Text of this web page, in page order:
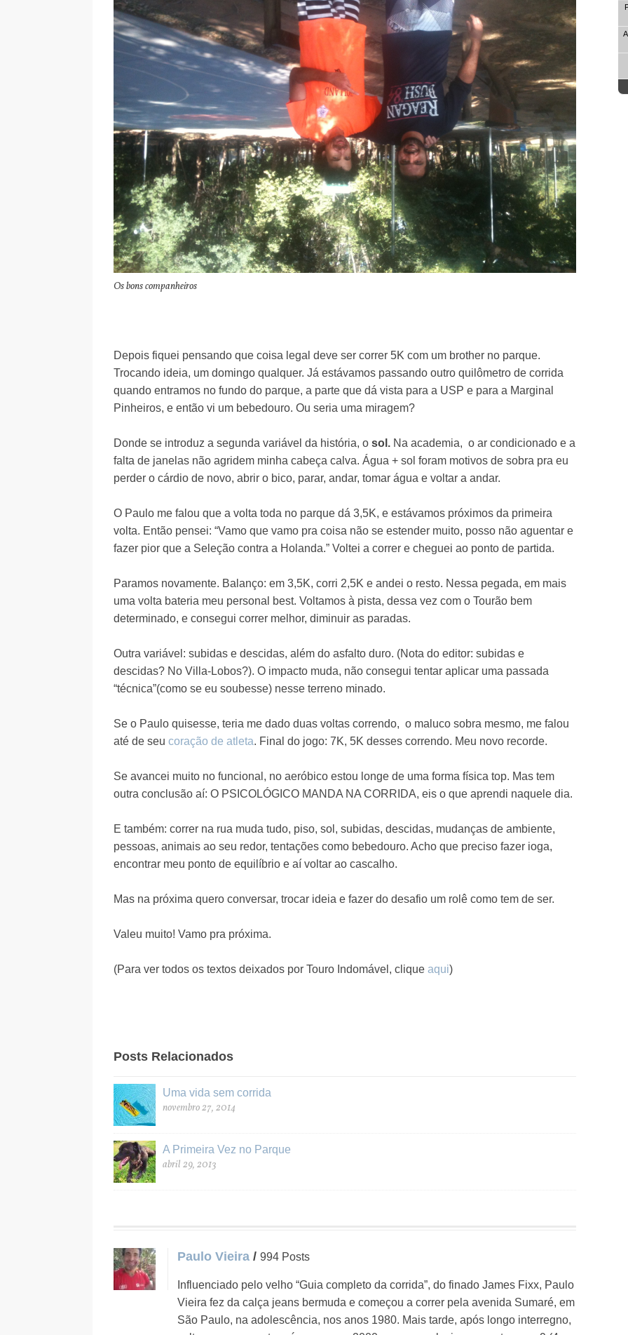
Os bons companheiros
Depois fiquei pensando que coisa legal deve ser correr 5K com um brother no parque.
Trocando ideia, um domingo qualquer. Já estávamos passando outro quilômetro de corrida
quando entramos no fundo do parque, a parte que dá vista para a USP e para a Marginal
Pinheiros, e então vi um bebedouro. Ou seria uma miragem?
Donde se introduz a segunda variável da história, o sol. Na academia, o ar condicionado e a
falta de janelas não agridem minha cabeça calva. Água + sol foram motivos de sobra pra eu
perder o cárdio de novo, abrir o bico, parar, andar, tomar água e voltar a andar.
O Paulo me falou que a volta toda no parque dá 3,5K, e estávamos próximos da primeira
volta. Então pensei: “Vamo que vamo pra coisa não se estender muito, posso não aguentar e
fazer pior que a Seleção contra a Holanda.” Voltei a correr e cheguei ao ponto de partida.
Paramos novamente. Balanço: em 3,5K, corri 2,5K e andei o resto. Nessa pegada, em mais
uma volta bateria meu personal best. Voltamos à pista, dessa vez com o Tourão bem
determinado, e consegui correr melhor, diminuir as paradas.
Outra variável: subidas e descidas, além do asfalto duro. (Nota do editor: subidas e
descidas? No Villa-Lobos?). O impacto muda, não consegui tentar aplicar uma passada
“técnica”(como se eu soubesse) nesse terreno minado.
Se o Paulo quisesse, teria me dado duas voltas correndo, o maluco sobra mesmo, me falou
até de seu coração de atleta. Final do jogo: 7K, 5K desses correndo. Meu novo recorde.
Se avancei muito no funcional, no aeróbico estou longe de uma forma física top. Mas tem
outra conclusão aí: O PSICOLÓGICO MANDA NA CORRIDA, eis o que aprendi naquele dia.
E também: correr na rua muda tudo, piso, sol, subidas, descidas, mudanças de ambiente,
pessoas, animais ao seu redor, tentações como bebedouro. Acho que preciso fazer ioga,
encontrar meu ponto de equilíbrio e aí voltar ao cascalho.
Mas na próxima quero conversar, trocar ideia e fazer do desafio um rolê como tem de ser.
Valeu muito! Vamo pra próxima.
(Para ver todos os textos deixados por Touro Indomável, clique aqui)
Posts Relacionados
Uma vida sem corrida
novembro 27, 2014
A Primeira Vez no Parque
abril 29, 2013
Paulo Vieira / 994 Posts
Influenciado pelo velho “Guia completo da corrida”, do finado James Fixx, Paulo
Vieira fez da calça jeans bermuda e começou a correr pela avenida Sumaré, em
São Paulo, na adolescência, nos anos 1980. Mais tarde, após longo interregno,